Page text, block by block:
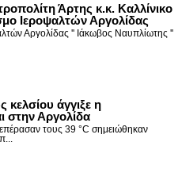
Άρτης κ.κ. Καλλίνικο
Ιεροψαλτών Αργολίδας
Αργολίδας '' Ιάκωβος Ναυπλίωτης ''
κελσίου άγγιξε η
στην Αργολίδα
τους 39 °C σημειώθηκαν